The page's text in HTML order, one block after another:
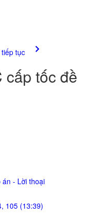
tục
cấp tốc đề
- Lời thoại
105 (13:39)